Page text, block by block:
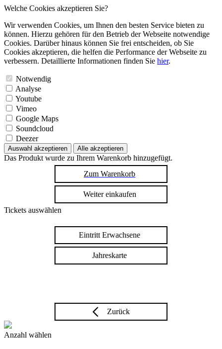
Welche Cookies akzeptieren Sie?
Wir verwenden Cookies, um Ihnen den besten Service bieten zu
können. Hierzu gehören für den Betrieb der Webseite notwendige
Cookies. Darüber hinaus können Sie frei entscheiden, ob Sie
Cookies akzeptieren, die helfen die Performance der Webseite zu
verbessern. Detaillierte Informationen finden Sie hier.
Notwendig
Analyse
Youtube
Vimeo
Google Maps
Soundcloud
Deezer
Auswahl akzeptieren Alle akzeptieren
Das Produkt wurde zu Ihrem Warenkorb hinzugefügt.
Zum Warenkorb
Weiter einkaufen
Tickets auswählen
Eintritt Erwachsene
Jahreskarte
Zurück
Anzahl wählen